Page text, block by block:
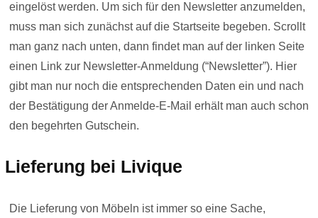
eingelöst werden. Um sich für den Newsletter anzumelden,
muss man sich zunächst auf die Startseite begeben. Scrollt
man ganz nach unten, dann findet man auf der linken Seite
einen Link zur Newsletter-Anmeldung (“Newsletter”). Hier
gibt man nur noch die entsprechenden Daten ein und nach
der Bestätigung der Anmelde-E-Mail erhält man auch schon
den begehrten Gutschein.
Lieferung bei Livique
Die Lieferung von Möbeln ist immer so eine Sache,